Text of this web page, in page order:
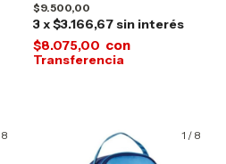
$9.500,00
3x$3.166,67 sin interés
$8.075,00 con
8 1 / 8